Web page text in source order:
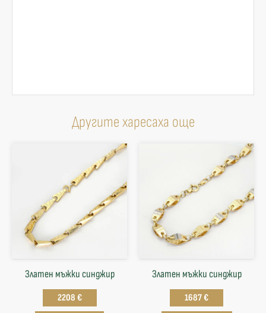
Другите харесаха още
Златен мъжки синджир
2208 €
Златен мъжки синджир
1687 €